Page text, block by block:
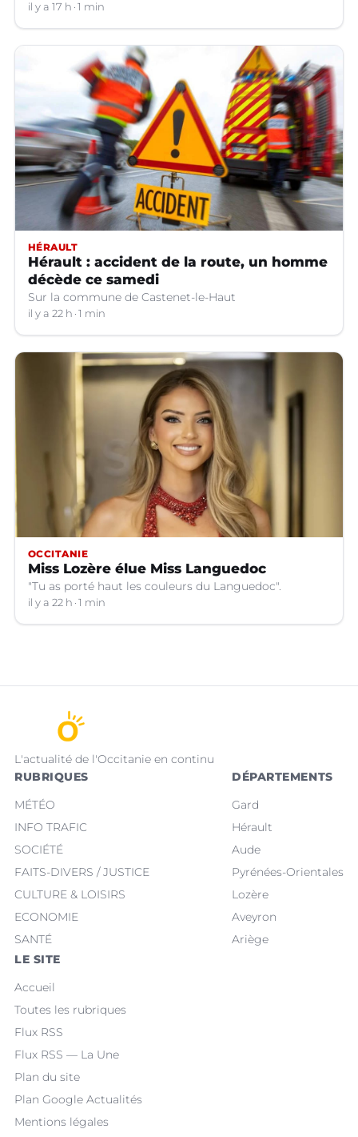
il y a 17 h 1 min
HÉRAULT
Hérault : accident de la route, un homme
décède ce samedi
Sur la commune de Castenet-le-Haut
il y a 22 h 1 min
OCCITANIE
Miss Lozère élue Miss Languedoc
"Tu as porté haut les couleurs du Languedoc".
il y a 22 h 1 min
L'actualité de l'Occitanie en continu
RUBRIQUES
MÉTÉO
INFO TRAFIC
SOCIÉTÉ
FAITS-DIVERS / JUSTICE
CULTURE & LOISIRS
ECONOMIE
SANTÉ
DÉPARTEMENTS
Gard
Hérault
Aude
Pyrénées-Orientales
Lozère
Aveyron
Ariège
LE SITE
Accueil
Toutes les rubriques
Flux RSS
Flux RSS — La Une
Plan du site
Plan Google Actualités
Mentions légales